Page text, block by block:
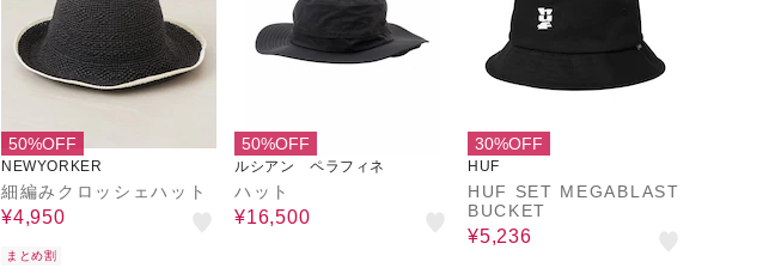
50%OFF
NEWYORKER
細編みクロッシェハット
¥4,950
まとめ割
50%OFF
ルシアン ペラフィネ
ハット
¥16,500
30%OFF
HUF
HUF SET MEGABLAST
BUCKET
¥5,236